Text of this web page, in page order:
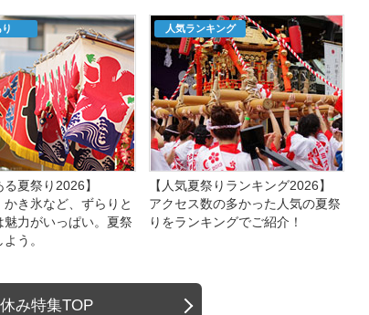
夏祭り2026】
かき氷など、ずらりと
魅力がいっぱい。夏祭
う。
人気ランキング
【人気夏祭りランキング2026】
アクセス数の多かった人気の夏祭
りをランキングでご紹介！
み特集TOP